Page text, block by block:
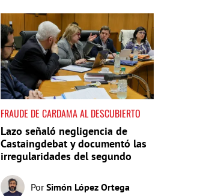
FRAUDE DE CARDAMA AL DESCUBIERTO
Lazo señaló negligencia de
Castaingdebat y documentó las
irregularidades del segundo
PorSimón López Ortega